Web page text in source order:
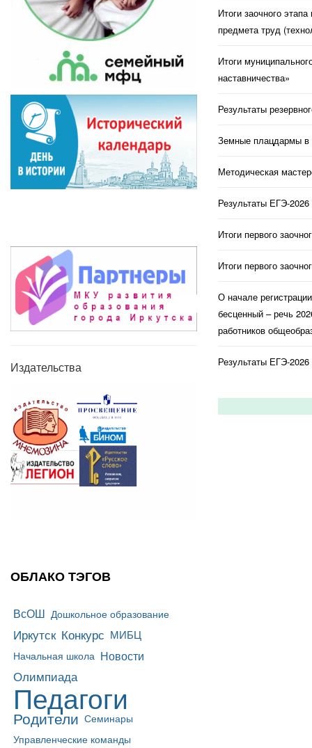
Издательства
ОБЛАКО ТЭГОВ
ВсОШ Дошкольное образование
Иркутск Конкурс МИБЦ
Начальная школа Новости
Олимпиада
Педагоги
Родители Семинары
Управленческие команды
Итоги заочного
предмета труд
Итоги
наставничества»
Результаты
Земные плацдармы в
Методическая
Результаты ЕГЭ-
Итоги первого
Итоги первого
О начале
бесценный – речь
работников
Результаты ЕГЭ-